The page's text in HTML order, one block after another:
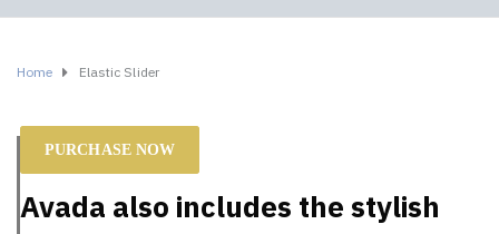
Home Elastic Slider
PURCHASE NOW
Avada also includes the stylish